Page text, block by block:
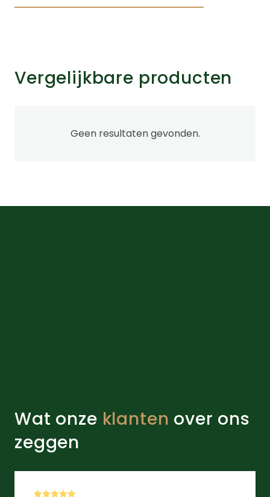
Vergelijkbare producten
Geen resultaten gevonden.
Wat onze klanten over ons
zeggen